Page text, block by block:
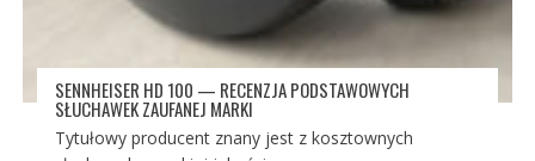
SENNHEISER HD 100 — RECENZJA PODSTAWOWYCH
SŁUCHAWEK ZAUFANEJ MARKI
Tytułowy producent znany jest z kosztownych